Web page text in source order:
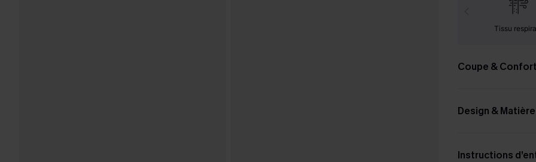
Tissu
Coupe &
Design & Matière
Instructions